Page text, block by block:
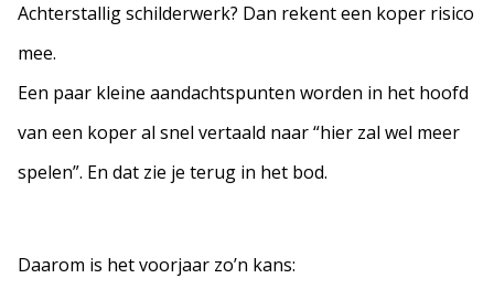
Achterstallig schilderwerk? Dan rekent een koper risico
mee.
Een paar kleine aandachtspunten worden in het hoofd
van een koper al snel vertaald naar “hier zal wel meer
spelen”. En dat zie je terug in het bod.
Daarom is het voorjaar zo’n kans: